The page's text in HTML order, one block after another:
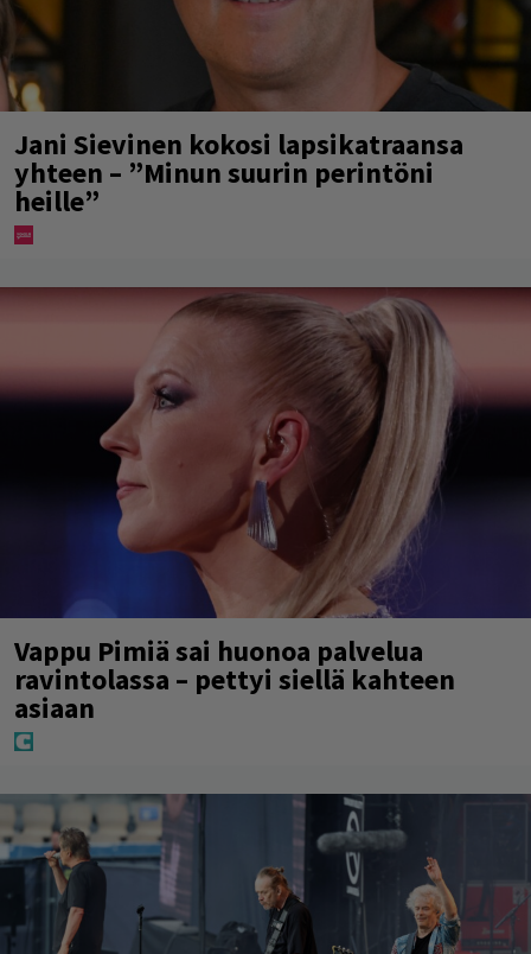
Jani Sievinen kokosi lapsikatraansa
yhteen – ”Minun suurin perintöni
heille”
Vappu Pimiä sai huonoa palvelua
ravintolassa – pettyi siellä kahteen
asiaan